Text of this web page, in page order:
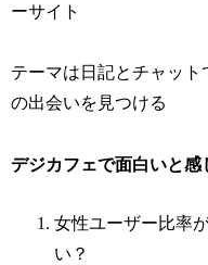
ーサイト
テーマは日記とチャット
の出会いを見つける
デジカフェで面白いと感
女性ユーザー比率
い？